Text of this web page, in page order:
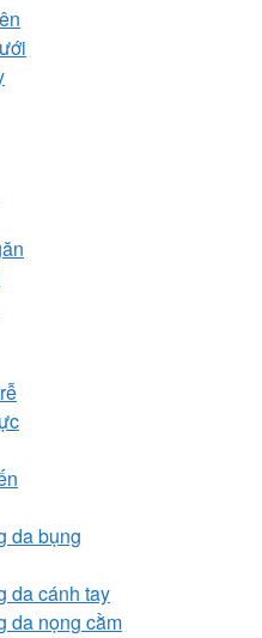
da bụng
da cánh tay
da nọng cằm